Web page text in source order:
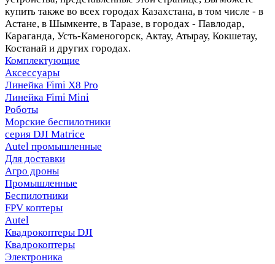
купить также во всех городах Казахстана, в том числе - в
Астане, в Шымкенте, в Таразе, в городах - Павлодар,
Караганда, Усть-Каменогорск, Актау, Атырау, Кокшетау,
Костанай и других городах.
Комплектующие
Аксессуары
Линейка Fimi X8 Pro
Линейка Fimi Mini
Роботы
Морские беспилотники
серия DJI Matrice
Autel промышленные
Для доставки
Агро дроны
Промышленные
Беспилотники
FPV коптеры
Autel
Квадрокоптеры DJI
Квадрокоптеры
Электроника